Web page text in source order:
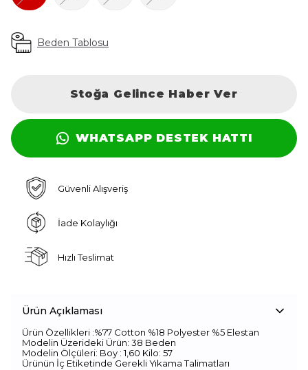
Beden Tablosu
Stoğa Gelince Haber Ver
WHATSAPP DESTEK HATTI
Güvenli Alışveriş
İade Kolaylığı
Hızlı Teslimat
Ürün Açıklaması
Ürün Özellikleri :%77 Cotton %18 Polyester %5 Elestan
Modelin Üzerideki Ürün: 38 Beden
Modelin Ölçüleri: Boy : 1,60 Kilo: 57
Ürünün İç Etiketinde Gerekli Yıkama Talimatları